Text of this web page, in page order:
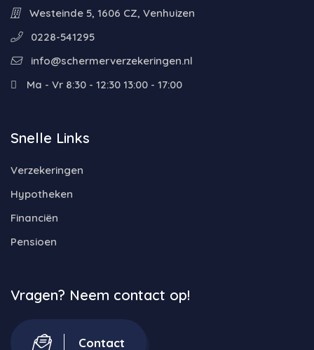
Westeinde 5, 1606 CZ, Venhuizen
0228-541295
info@schermerverzekeringen.nl
Ma - Vr 8:30 - 12:30 13:00 - 17:00
Snelle Links
Verzekeringen
Hypotheken
Financiën
Pensioen
Vragen? Neem contact op!
Contact